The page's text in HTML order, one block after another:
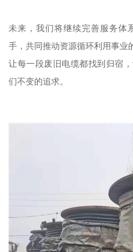
未来，我们将继续完善服务体
手，共同推动资源循环利用事业
让每一段废旧电缆都找到归宿
们不变的追求。